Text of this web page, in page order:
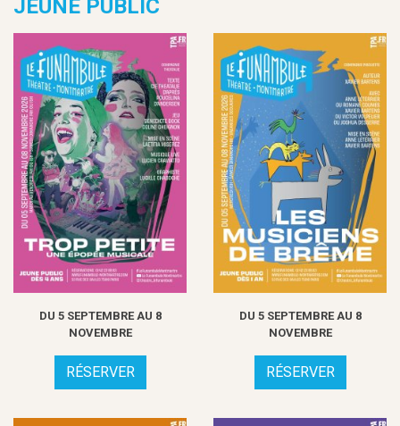
JEUNE PUBLIC
DU 5 SEPTEMBRE AU 8
NOVEMBRE
RÉSERVER
DU 5 SEPTEMBRE AU 8
NOVEMBRE
RÉSERVER